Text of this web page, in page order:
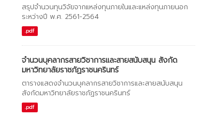
สรุปจำนวนทุนวิจัยจากแหล่งทุนภายในและแหล่งทุนภายนอก
ระหว่างปี พ.ศ. 2561-2564
.pdf
จำนวนบุคลากรสายวิชาการและสายสนับสนุน สังกัด
มหาวิทยาลัยราชภัฏราชนครินทร์
ตารางแสดงจำนวนบุคลากรสายวิชาการและสายสนับสนุน
สังกัดมหาวิทยาลัยราชภัฏราชนครินทร์
.pdf